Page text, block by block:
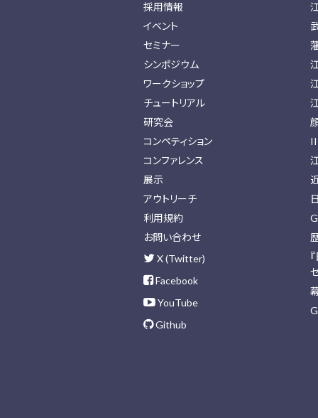
採用情報
イベント
セミナー
シンポジウム
ワークショップ
チュートリアル
研究会
コンペティション
コンファレンス
展示
アウトリーチ
利用規約
お問い合わせ
X (Twitter)
Facebook
YouTube
Github